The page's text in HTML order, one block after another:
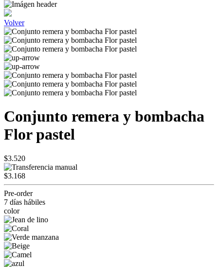
Volver
Conjunto remera y bombacha
Flor pastel
$3.520
$3.168
Pre-order
7 días hábiles
color